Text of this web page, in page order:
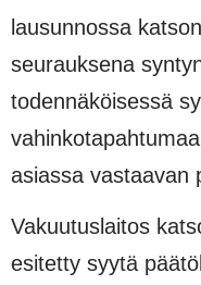
lausunnossa
seurauksena
todennäköisessä
asiassa vastaavan
Vakuutuslaitos
esitetty syytä